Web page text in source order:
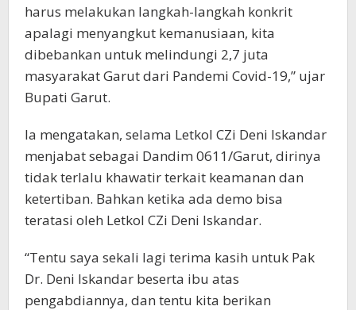
harus melakukan langkah-langkah konkrit
apalagi menyangkut kemanusiaan, kita
dibebankan untuk melindungi 2,7 juta
masyarakat Garut dari Pandemi Covid-19,” ujar
Bupati Garut.
Ia mengatakan, selama Letkol CZi Deni Iskandar
menjabat sebagai Dandim 0611/Garut, dirinya
tidak terlalu khawatir terkait keamanan dan
ketertiban. Bahkan ketika ada demo bisa
teratasi oleh Letkol CZi Deni Iskandar.
“Tentu saya sekali lagi terima kasih untuk Pak
Dr. Deni Iskandar beserta ibu atas
pengabdiannya, dan tentu kita berikan